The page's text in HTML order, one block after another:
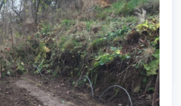
tento příběh v samostatné
slibuji.
Jídlo/Zahradničení- 10/19/2020